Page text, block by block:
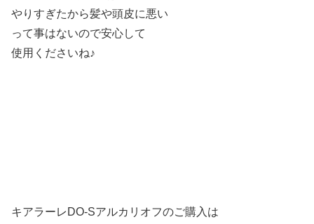
やりすぎたから髪や頭皮に悪い
って事はないので安心して
使用くださいね♪
キアラーレDO-Sアルカリオフのご購入は